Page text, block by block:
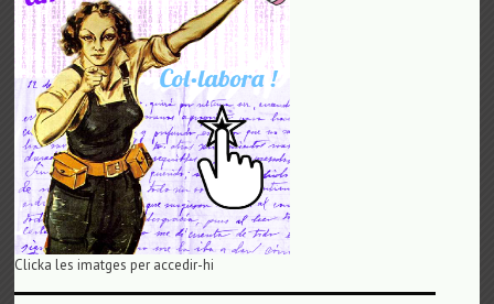
Clicka les imatges per accedir-hi